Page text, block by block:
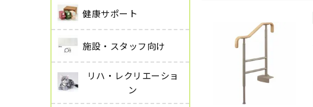
健康サポート
施設・スタッフ向け
リハ・レクリエーショ
ン